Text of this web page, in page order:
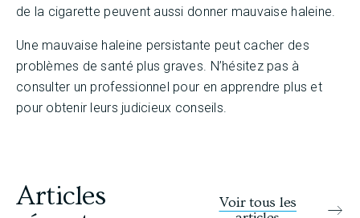
de la cigarette peuvent aussi donner mauvaise haleine.
Une mauvaise haleine persistante peut cacher des
problèmes de santé plus graves. N’hésitez pas à
consulter un professionnel pour en apprendre plus et
pour obtenir leurs judicieux conseils.
Articles
Voir tous les